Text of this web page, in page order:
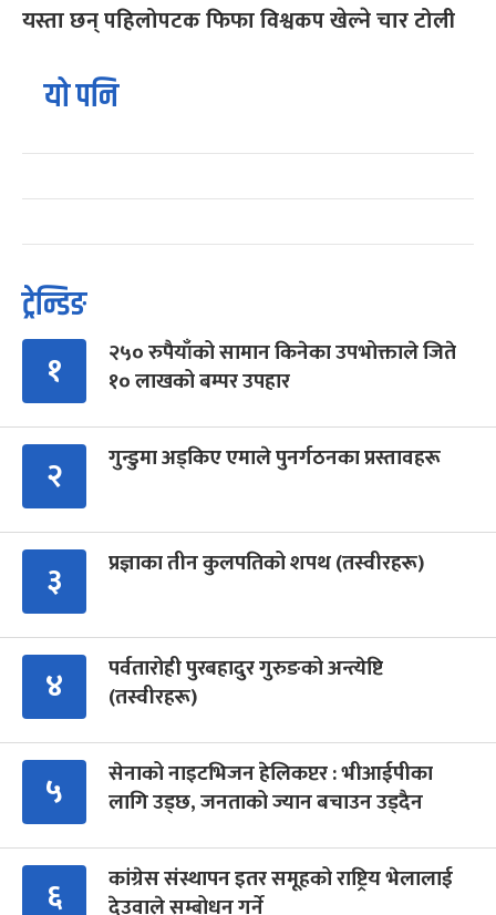
यस्ता छन् पहिलोपटक फिफा विश्वकप खेल्ने चार टोली
यो पनि
ट्रेन्डिङ
१
२५० रुपैयाँको सामान किनेका उपभोक्ताले जिते
१० लाखको बम्पर उपहार
२ गुन्डुमा अड्किए एमाले पुनर्गठनका प्रस्तावहरू
३ प्रज्ञाका तीन कुलपतिको शपथ (तस्वीरहरू)
४
पर्वतारोही पुरबहादुर गुरुङको अन्त्येष्टि
(तस्वीरहरू)
५
सेनाको नाइटभिजन हेलिकप्टर : भीआईपीका
लागि उड्छ, जनताको ज्यान बचाउन उड्दैन
६
कांग्रेस संस्थापन इतर समूहको राष्ट्रिय भेलालाई
देउवाले सम्बोधन गर्ने